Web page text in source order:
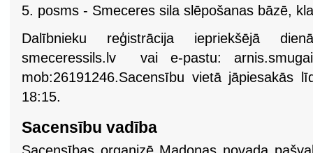
5. posms - Smeceres sila slēpošanas bāzē,
Dalībnieku reģistrācija iepriekšējā
smeceressils.lv vai e-pastu:
mob:26191246.Sacensību vietā jāpiesakās
18:15.
Sacensību vadība